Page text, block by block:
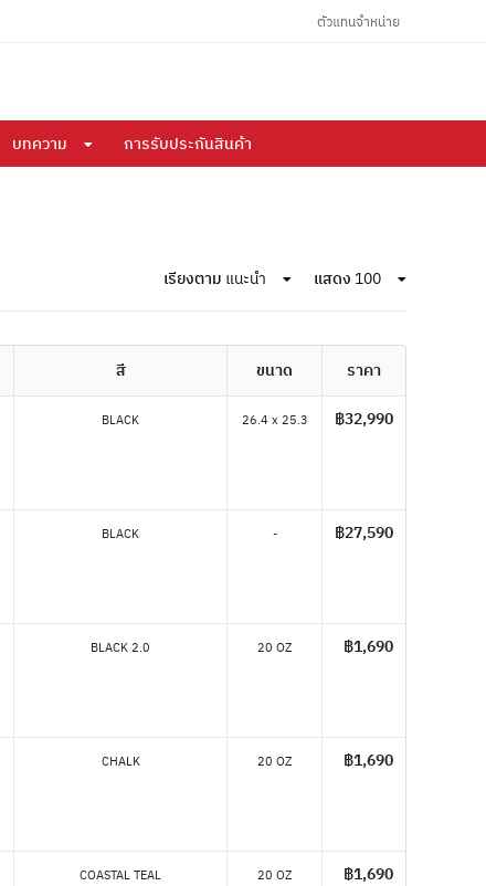
ตัวแทนจำหน่าย
บทความ การรับประกันสินค้า
แสดง 100
เรียงตาม แนะนำ
สี ขนาด ราคา
BLACK 26.4 x 25.3 ฿32,990
BLACK - ฿27,590
BLACK 2.0 20 OZ ฿1,690
CHALK 20 OZ ฿1,690
COASTAL TEAL 20 OZ ฿1,690